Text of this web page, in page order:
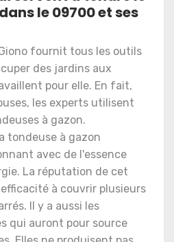
le 09700 et ses
fournit tous les outils
des jardins aux
pour elle. En fait,
les experts utilisent
à gazon.
tondeuse à gazon
avec de l'essence
La réputation de cet
à couvrir plusieurs
Il y a aussi les
qui auront pour source